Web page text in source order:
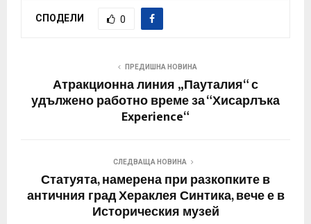
СПОДЕЛИ 0
ПРЕДИШНА НОВИНА
Атракционна линия „Пауталия“ с
удължено работно време за “Хисарлъка
Experience“
СЛЕДВАЩА НОВИНА
Статуята, намерена при разкопките в
античния град Хераклея Синтика, вече е в
Историческия музей